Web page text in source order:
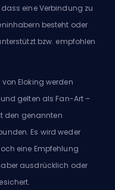
eine Verbindung zu
besteht oder
bzw. empfohlen
Eloking werden
gelten als Fan-Art –
den genannten
Es wird weder
eine Empfehlung
ausdrücklich oder